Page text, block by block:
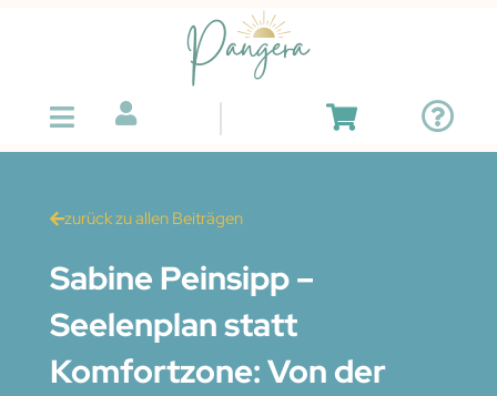
zurück zu allen Beiträgen
Sabine Peinsipp –
Seelenplan statt
Komfortzone: Von der